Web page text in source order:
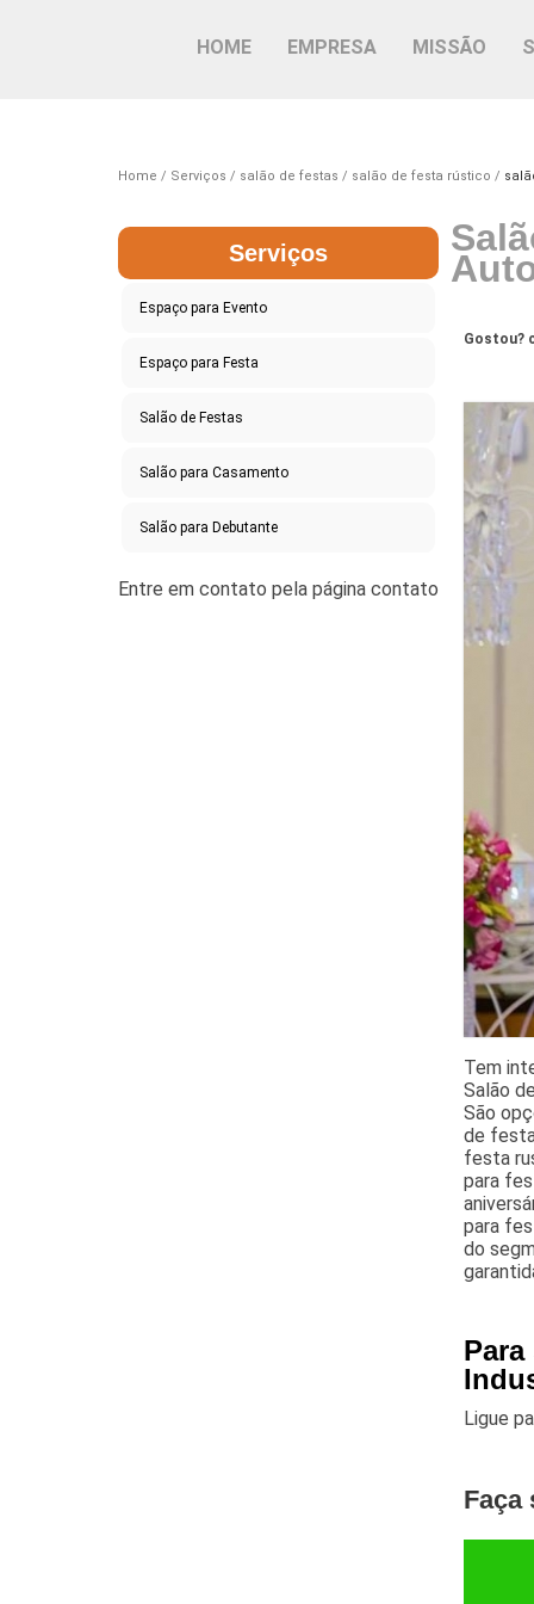
HOME EMPRESA MISSÃO
Home Serviços salão de festas salão de festa rústico
Serviços
Espaço para Evento
Espaço para Festa
Salão de Festas
Salão para Casamento
Salão para Debutante
Gostou?
Tem
Salão
São
de
festa
para
para
do
Ligue
Faça